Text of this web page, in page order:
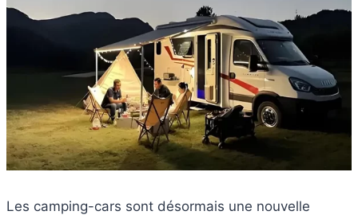
Les camping-cars sont désormais une nouvelle